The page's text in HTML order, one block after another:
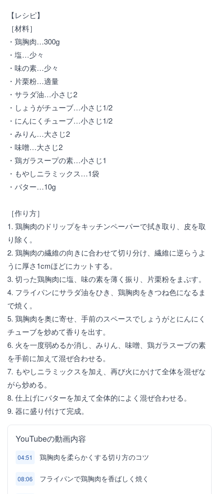
【レシピ】
［材料］
・鶏胸肉…300g
・塩…少々
・味の素…少々
・片栗粉…適量
・サラダ油…小さじ2
・しょうがチューブ…小さじ1/2
・にんにくチューブ…小さじ1/2
・みりん…大さじ2
・味噌…大さじ2
・鶏ガラスープの素…小さじ1
・もやしニラミックス…1袋
・バター…10g
［作り方］
1. 鶏胸肉のドリップをキッチンペーパーで拭き取り、皮を取
り除く。
2. 鶏胸肉の繊維の向きに合わせて切り分け、繊維に逆らうよ
うに厚さ1cmほどにカットする。
3. 切った鶏胸肉に塩、味の素を薄く振り、片栗粉をまぶす。
4. フライパンにサラダ油をひき、鶏胸肉をきつね色になるま
で焼く。
5. 鶏胸肉を奥に寄せ、手前のスペースでしょうがとにんにく
チューブを炒めて香りを出す。
6. 火を一度弱めるか消し、みりん、味噌、鶏ガラスープの素
を手前に加えて混ぜ合わせる。
7. もやしニラミックスを加え、再び火にかけて全体を混ぜな
がら炒める。
8. 仕上げにバターを加えて全体的によく混ぜ合わせる。
9. 器に盛り付けて完成。
YouTubeの動画内容
04:51 鶏胸肉を柔らかくする切り方のコツ
08:06 フライパンで鶏胸肉を香ばしく焼く